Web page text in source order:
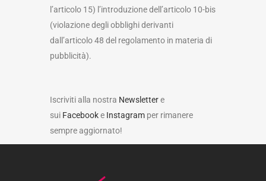
l’articolo 15) l’introduzione dell’articolo 10-bis
(violazione degli obblighi derivanti
dall’articolo 48 del regolamento in materia di
pubblicità).
Iscriviti alla nostra Newslettere
sui Facebooke Instagram per rimanere
sempre aggiornato!